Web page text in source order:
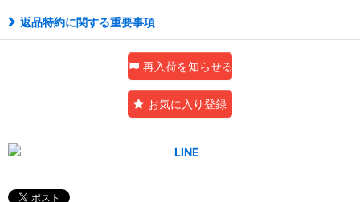
返品特約に関する重要事項
再入荷を知らせる
お気に入り登録